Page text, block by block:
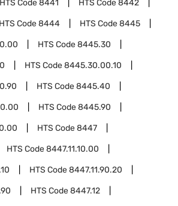
HTS Code8441 HTS Code8442
HTS Code8444 HTS Code8445
HTS Code8445.30
HTS Code8445.30.00.10
HTS Code8445.40
HTS Code8445.90
HTS Code8447
HTS Code8447.11.10.00
HTS Code8447.11.90.20
HTS Code8447.12